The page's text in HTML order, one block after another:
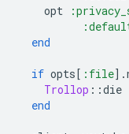
opt
end
if opts[ :file].
Trollop ::die
end